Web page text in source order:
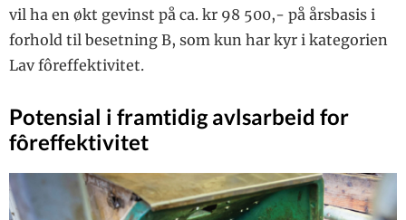
vil ha en økt gevinst på ca. kr 98 500,- på årsbasis i
forhold til besetning B, som kun har kyr i kategorien
Lav fôreffektivitet.
Potensial i framtidig avlsarbeid for
fôreffektivitet